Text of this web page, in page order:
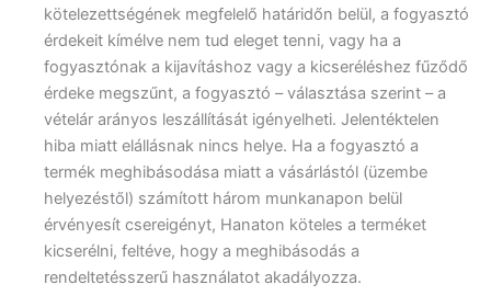
kötelezettségének megfelelő határidőn belül, a fogyasztó
érdekeit kímélve nem tud eleget tenni, vagy ha a
fogyasztónak a kijavításhoz vagy a kicseréléshez fűződő
érdeke megszűnt, a fogyasztó – választása szerint – a
vételár arányos leszállítását igényelheti. Jelentéktelen
hiba miatt elállásnak nincs helye. Ha a fogyasztó a
termék meghibásodása miatt a vásárlástól (üzembe
helyezéstől) számított három munkanapon belül
érvényesít csereigényt, Hanaton köteles a terméket
kicserélni, feltéve, hogy a meghibásodás a
rendeltetésszerű használatot akadályozza.